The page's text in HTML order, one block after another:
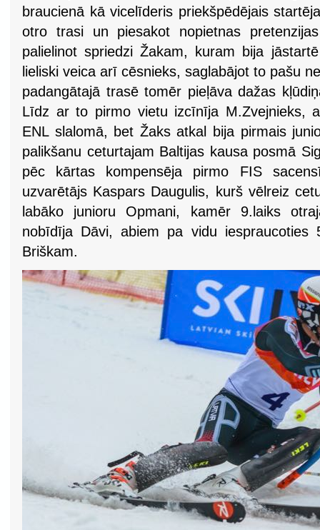
braucienā kā vicelīderis priekšpēdējais
otro trasi un piesakot nopietnas
palielinot spriedzi Žakam, kuram bija
lieliski veica arī cēsnieks, saglabājot to pašu
padangātajā trasē tomēr pieļāva dažas
Līdz ar to pirmo vietu izcīnīja M.Zvejnieks,
ENL slalomā, bet Žaks atkal bija pirmais
palikšanu ceturtajam Baltijas kausa posmā
pēc kārtas kompensēja pirmo FIS
uzvarētājs Kaspars Daugulis, kurš vēlreiz
labāko junioru Opmani, kamēr 9.laiks
nobīdīja Dāvi, abiem pa vidu iespraucoties
Briškam.